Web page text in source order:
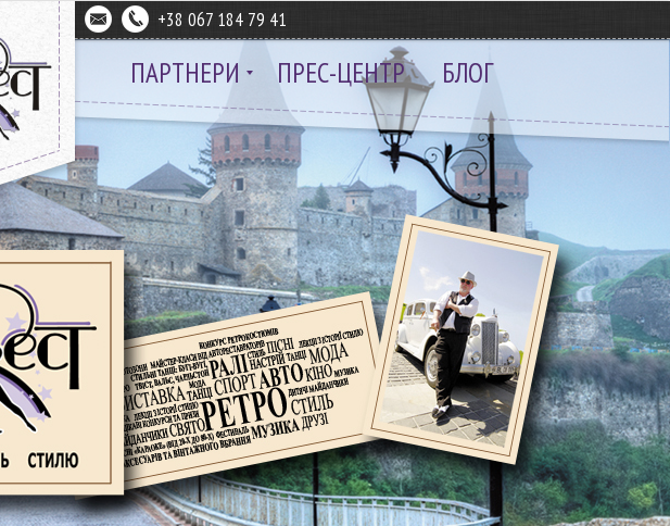
+38 067 184 79 41
ПАРТНЕРИ ПРЕС-ЦЕНТР БЛОГ